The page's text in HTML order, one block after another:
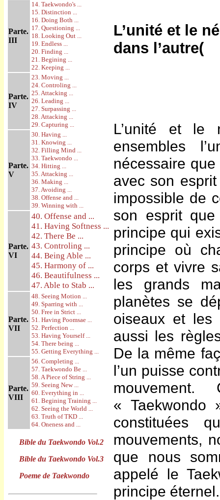
Parte.
III
14. Taekwondo's ...
15. Distinction ...
16. Doing Both ...
17. Questioning ...
18. Looking Out ...
19. Endless ...
20. Finding ...
21. Begining ...
22. Keeping ...
Parte.
IV
23. Moving ...
24. Controling ...
25. Attacking ...
26. Leading ...
27. Surpassing ...
28. Attacking ...
29. Capturing ...
Parte.
V
30. Having ...
31. Knowing ...
32. Filling Mind ...
33. Taekwondo ...
34. Hitting ...
35. Attacking ...
36. Making ...
37. Avoiding ...
38. Offense and ...
39. Winning with ...
Parte.
VI
40. Offense and ...
41. Having Softness ...
42. There Be ...
43. Controling ...
44. Being Able ...
45. Harmony of ...
46. Beautifulness ...
47. Able to Stab ...
Parte.
VII
48. Seeing Motion ...
49. Sparring with ...
50. Free in Strict ...
51. Having Poomsae ...
52. Perfection ...
53. Having Yourself ...
54. There being ...
55. Getting Everything ...
Parte.
VIII
56. Completing ...
57. Taekwondo Be ...
58. A Piece of String ...
59. Seeing New ...
60. Everything in ...
61. Begining Training ...
62. Seeing the World ...
63. Truth of TKD ...
64. Oneness and ...
Bible du Taekwondo Vol.2
Bible du Taekwondo Vol.3
Poeme de Taekwondo
L’unité et le
dans l’autre(
L’unité et le
ensembles
nécessaire
avec son
impossible de
son esprit
principe qui
principe où
corps et vivre
les grands
planètes se
oiseaux et les
aussi les
De la même
l’un puisse
« Taekwondo
constituées
mouvements,
que nous
appelé le
principe éternel.